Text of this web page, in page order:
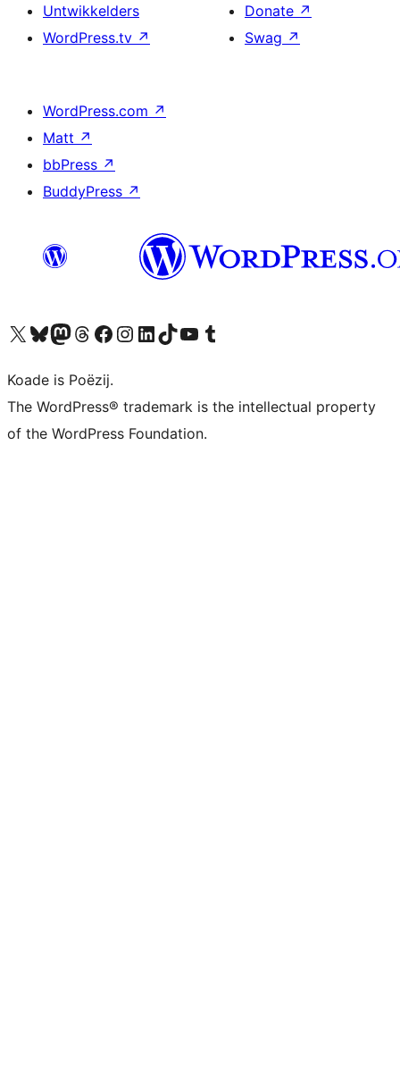
Untwikkelders
WordPress.tv ↗
Donate ↗
Swag ↗
WordPress.com ↗
Matt ↗
bbPress ↗
BuddyPress ↗
Visit our X (formerly Twitter) account
Visit our Bluesky account
Visit our Mastodon account
Visit our Threads account
Besykje ús Facebook sideBesykje ús Instagram-akkount
Besykje ús LinkedIn akkount
Visit our TikTok account
Visit our YouTube channel
Visit our Tumblr account
Koade is Poëzij.
The WordPress® trademark is the intellectual property
of the WordPress Foundation.